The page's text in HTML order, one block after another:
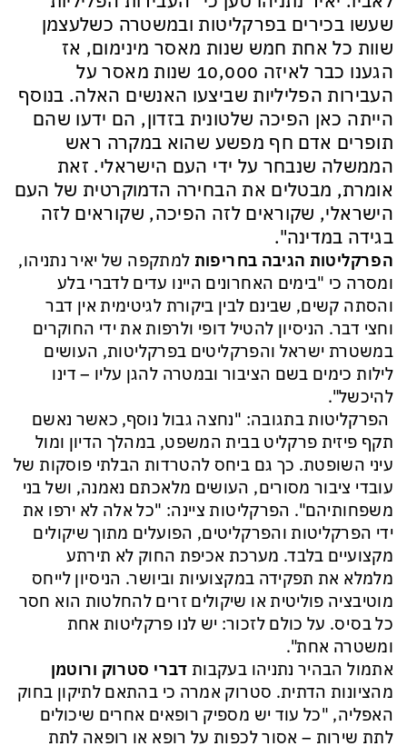
שעשו בכירים בפרקליטות ובמשטרה כשלעצמן
שוות כל אחת חמש שנות מאסר מינימום, אז
הגענו כבר לאיזה 10,000 שנות מאסר על
העבירות הפליליות שביצעו האנשים האלה. בנוסף
הייתה כאן הפיכה שלטונית בזדון, הם ידעו שהם
תופרים אדם חף מפשע שהוא במקרה ראש
הממשלה שנבחר על ידי העם הישראלי. זאת
אומרת, מבטלים את הבחירה הדמוקרטית של העם
הישראלי, שקוראים לזה הפיכה, שקוראים לזה
בגידה במדינה".
הפרקליטות הגיבה בחריפות למתקפה של יאיר נתניהו,
ומסרה כי "בימים האחרונים היינו עדים לדברי בלע
והסתה קשים, שבינם לבין ביקורת לגיטימית אין דבר
וחצי דבר. הניסיון להטיל דופי ולרפות את ידי החוקרים
במשטרת ישראל והפרקליטים בפרקליטות, העושים
לילות כימים בשם הציבור ובמטרה להגן עליו – דינו
להיכשל".
הפרקליטות בתגובה: "נחצה גבול נוסף, כאשר נאשם
תקף פיזית פרקליט בבית המשפט, במהלך הדיון ומול
עיני השופטת. כך גם ביחס להטרדות הבלתי פוסקות של
עובדי ציבור מסורים, העושים מלאכתם נאמנה, ושל בני
משפחותיהם". הפרקליטות ציינה: "כל אלה לא ירפו את
ידי הפרקליטות והפרקליטים, הפועלים מתוך שיקולים
מקצועיים בלבד. מערכת אכיפת החוק לא תירתע
מלמלא את תפקידה במקצועיות וביושר. הניסיון לייחס
מוטיבציה פוליטית או שיקולים זרים להחלטות הוא חסר
כל בסיס. על כולם לזכור: יש לנו פרקליטות אחת
ומשטרה אחת".
אתמול הבהיר נתניהו בעקבות דברי סטרוק ורוטמן
מהציונות הדתית. סטרוק אמרה כי בהתאם לתיקון בחוק
האפליה, "כל עוד יש מספיק רופאים אחרים שיכולים
לתת שירות – אסור לכפות על רופא או רופאה לתת